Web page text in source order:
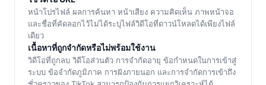
หน้าโปรไฟล์ ผลการค้นหา หน้าเสียง ความคิดเห็น ภาพหน้าจอ
และชื่อที่คัดลอกไว้ไม่ได้ระบุไฟล์วิดีโอที่ดาวน์โหลดได้เพียงไฟล์
เดียว
เนื้อหาที่ถูกจำกัดหรือไม่พร้อมใช้งาน
วิดีโอที่ถูกลบ วิดีโอส่วนตัว การจำกัดอายุ ข้อกำหนดในการเข้าสู่
ระบบ ข้อจำกัดภูมิภาค การฝังภายนอก และการจำกัดการเข้าถึง